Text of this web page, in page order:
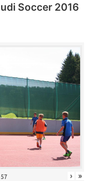
Soccer 2016
57 › »